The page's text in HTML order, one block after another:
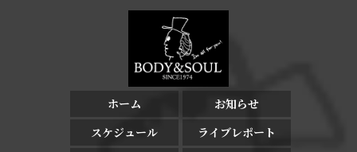
ホーム
お知らせ
スケジュール
ライブレポート